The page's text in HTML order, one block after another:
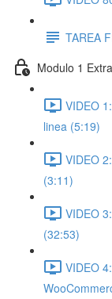
TAREA
Modulo 1
VIDEO
linea (5:19)
VIDEO
(3:11)
VIDEO
(32:53)
VIDEO